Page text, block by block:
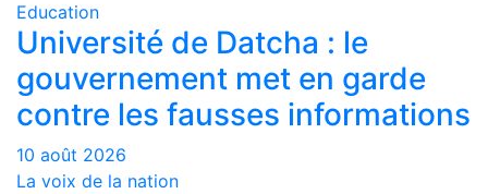
Education
Université de Datcha : le
gouvernement met en garde
contre les fausses informations
10 août 2026
La voix de la nation